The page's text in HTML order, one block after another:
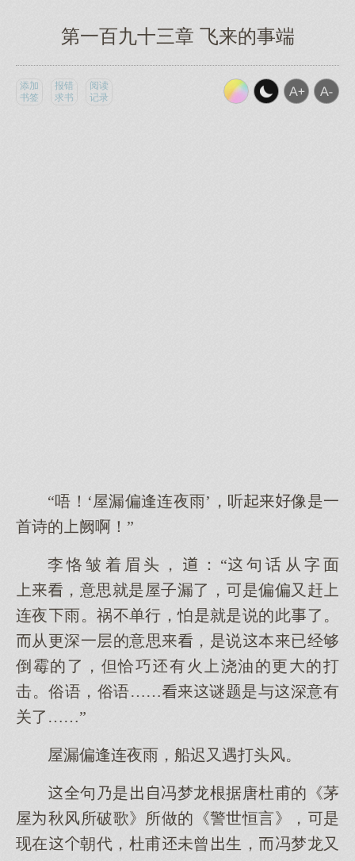
第一百九十三章 飞来的事端
添加
书签
报错
求书
阅读
记录
“唔！‘屋漏偏逢连夜雨’，听像是一
首诗的阙啊！”
李恪皱着眉头，：“句话从字面
，意思就是屋子漏了，是偏偏又赶
连夜雨。祸不单行，怕是就是说的此了。
从更深一层的意思，是说本已经够
倒霉的了，但恰巧有火浇油的更的打
击。俗语，俗语……谜题是与深意有
关了……”
屋漏偏逢连夜雨，船迟又遇打头风。
全句乃是冯梦龙根据唐杜甫的《茅
屋秋风所破歌》所做的《警世恒言》，是
现在朝代，杜甫未曾生，冯梦龙又